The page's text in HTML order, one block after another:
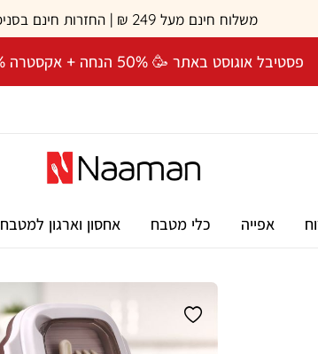
משלוח חינם מעל 249 ₪ | החזרות חינם בסניפים
פסטיבל אוגוסט באתר 🥳 50% הנחה + אקסטרה 25% על היתרה! 🎉
אפייה כלי מטבח אחסון וארגון למטבח